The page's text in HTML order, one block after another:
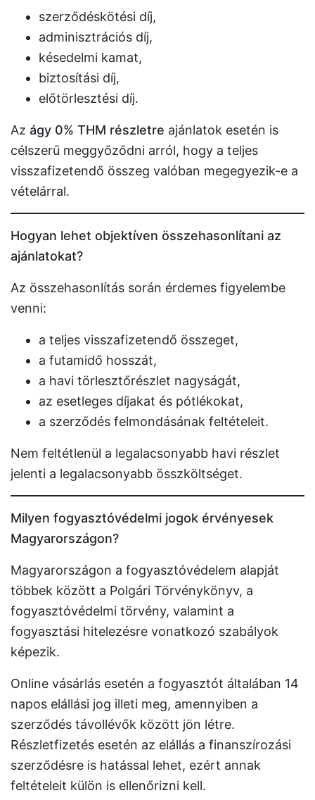
szerződéskötési díj,
adminisztrációs díj,
késedelmi kamat,
biztosítási díj,
előtörlesztési díj.
Az ágy 0% THM részletre ajánlatok esetén is
célszerű meggyőződni arról, hogy a teljes
visszafizetendő összeg valóban megegyezik-e a
vételárral.
Hogyan lehet objektíven összehasonlítani az
ajánlatokat?
Az összehasonlítás során érdemes figyelembe
venni:
a teljes visszafizetendő összeget,
a futamidő hosszát,
a havi törlesztőrészlet nagyságát,
az esetleges díjakat és pótlékokat,
a szerződés felmondásának feltételeit.
Nem feltétlenül a legalacsonyabb havi részlet
jelenti a legalacsonyabb összköltséget.
Milyen fogyasztóvédelmi jogok érvényesek
Magyarországon?
Magyarországon a fogyasztóvédelem alapját
többek között a Polgári Törvénykönyv, a
fogyasztóvédelmi törvény, valamint a
fogyasztási hitelezésre vonatkozó szabályok
képezik.
Online vásárlás esetén a fogyasztót általában 14
napos elállási jog illeti meg, amennyiben a
szerződés távollévők között jön létre.
Részletfizetés esetén az elállás a finanszírozási
szerződésre is hatással lehet, ezért annak
feltételeit külön is ellenőrizni kell.